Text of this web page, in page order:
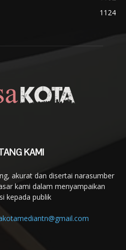
1124
KAMI
akurat dan disertai narasumber
kami dalam menyampaikan
kepada publik